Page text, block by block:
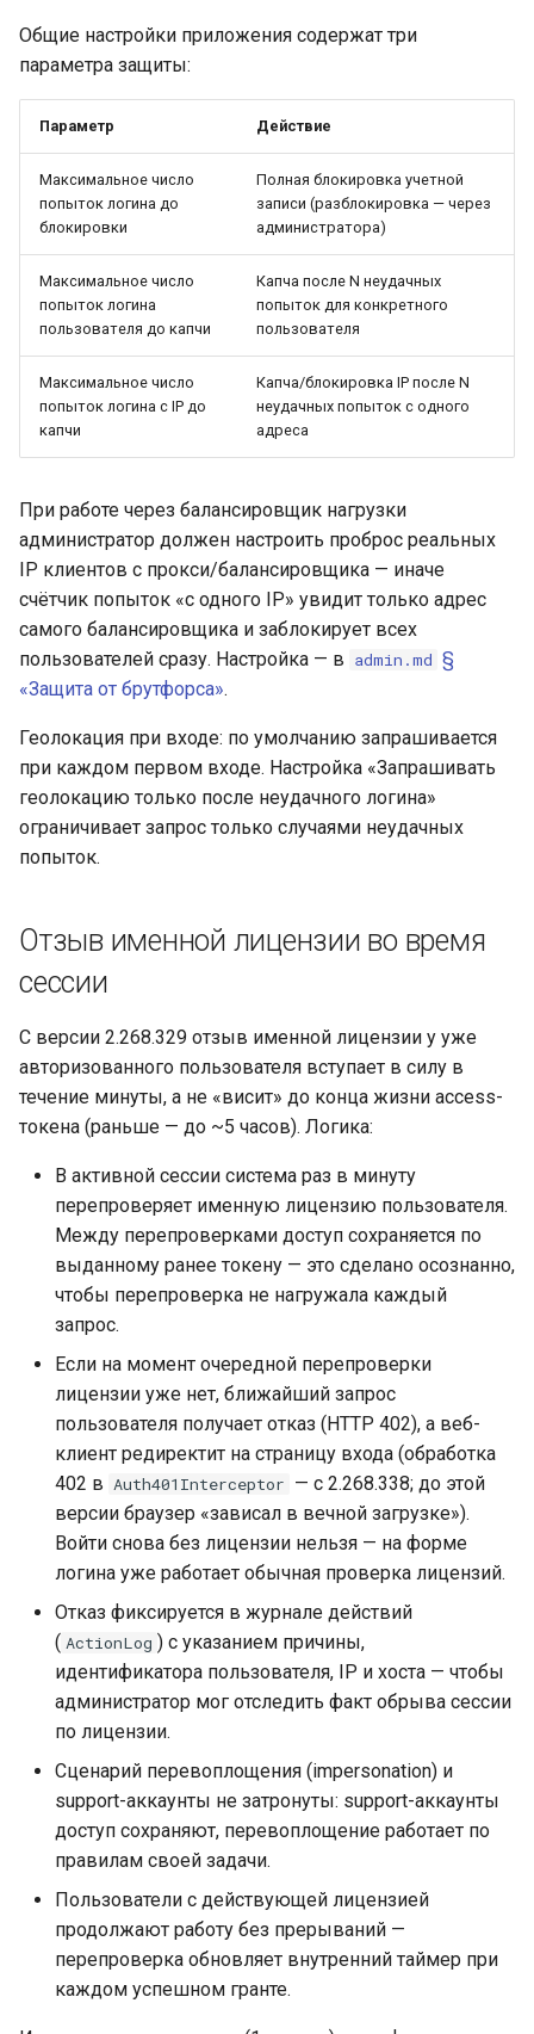
Общие настройки приложения содержат три
параметра защиты:
Параметр Действие
Максимальное число
попыток логина до
блокировки
Полная блокировка учетной
записи (разблокировка — через
администратора)
Максимальное число
попыток логина
пользователя до капчи
Капча после N неудачных
попыток для конкретного
пользователя
Максимальное число
попыток логина с IP до
капчи
Капча/блокировка IP после N
неудачных попыток с одного
адреса
При работе через балансировщик нагрузки
администратор должен настроить проброс реальных
IP клиентов с прокси/балансировщика — иначе
счётчик попыток «с одного IP» увидит только адрес
самого балансировщика и заблокирует всех
пользователей сразу. Настройка — в admin.md §
«Защита от брутфорса».
Геолокация при входе: по умолчанию запрашивается
при каждом первом входе. Настройка «Запрашивать
геолокацию только после неудачного логина»
ограничивает запрос только случаями неудачных
попыток.
Отзыв именной лицензии во время
сессии
С версии 2.268.329 отзыв именной лицензии у уже
авторизованного пользователя вступает в силу в
течение минуты, а не «висит» до конца жизни access-
токена (раньше — до ~5 часов). Логика:
В активной сессии система раз в минуту
перепроверяет именную лицензию пользователя.
Между перепроверками доступ сохраняется по
выданному ранее токену — это сделано осознанно,
чтобы перепроверка не нагружала каждый
запрос.
Если на момент очередной перепроверки
лицензии уже нет, ближайший запрос
пользователя получает отказ (HTTP 402), а веб-
клиент редиректит на страницу входа (обработка
402 в Auth401Interceptor — с 2.268.338; до этой
версии браузер «зависал в вечной загрузке»).
Войти снова без лицензии нельзя — на форме
логина уже работает обычная проверка лицензий.
Отказ фиксируется в журнале действий
( ActionLog ) с указанием причины,
идентификатора пользователя, IP и хоста — чтобы
администратор мог отследить факт обрыва сессии
по лицензии.
Сценарий перевоплощения (impersonation) и
support-аккаунты не затронуты: support-аккаунты
доступ сохраняют, перевоплощение работает по
правилам своей задачи.
Пользователи с действующей лицензией
продолжают работу без прерываний —
перепроверка обновляет внутренний таймер при
каждом успешном гранте.